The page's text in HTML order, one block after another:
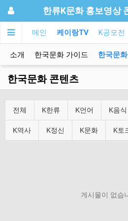
한류K문화 홍보영상
메인 케이랑TV K공모전
소개 한국문화 가이드 한국문
한국문화 콘텐츠
전체 K한류 K언어 K음식
K역사 K정신 K문화 K토
게시물이 없습